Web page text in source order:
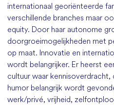
internationaal georiënteerde
verschillende branches maar
equity. Door haar autonome
doorgroeimogelijkheden met
op maat. Innovatie en
wordt belangrijker. Er heerst
cultuur waar
humor belangrijk wordt
werk/privé, vrijheid,